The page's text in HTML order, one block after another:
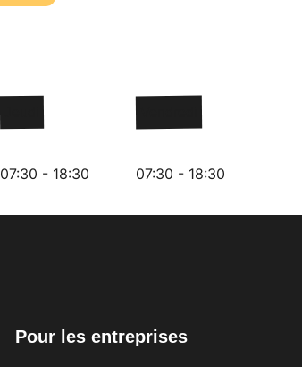
07:30 - 18:30 07:30 - 18:30
Pour les entreprises